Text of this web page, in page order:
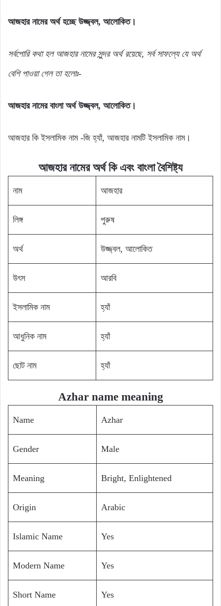
আজহার নামের অর্থ হচ্ছে উজ্জ্বল, আলোকিত।
সর্বপোরি কথা হল আজহারনামের সুন্দর অর্থরয়েছে, সর্বসাফল্যেযে অর্থ
বেশি পাওয়াগেলতা হলোঃ-
আজহার নামের বাংলা অর্থ উজ্জ্বল, আলোকিত।
আজহার কি ইসলামিক নাম -জি হ্যাঁ, আজহার নামটি ইসলামিক নাম।
আজহার নামের অর্থকি এবং বাংলা বৈশিষ্ট্য
নাম আজহার
লিঙ্গ পুরুষ
অর্থ উজ্জ্বল, আলোকিত
উৎস আরবি
ইসলামিক নাম হ্যাঁ
আধুনিক নাম হ্যাঁ
ছোট নাম হ্যাঁ
Azhar name meaning
Name Azhar
Gender Male
Meaning Bright, Enlightened
Origin Arabic
Islamic Name Yes
Modern Name Yes
Short Name Yes